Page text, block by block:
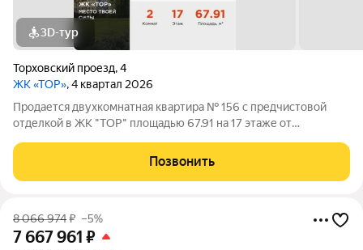
3D-тур
Торховский проезд,4
ЖК «ТОР», 4 квартал 2026
Продается двухкомнатная квартира № 156 с предчистовой
отделкой в ЖК "ТОР" площадью 67.91 на 17 этаже от
присвоен повышенный уровень комфортности комфорт плюс.
Он подразумевает светлые просторные
Позвонить
8 066 974₽ –5%
7 667 961 ₽